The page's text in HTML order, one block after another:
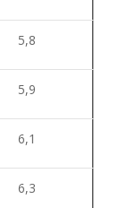
5,8
5,9
6,1
6,3